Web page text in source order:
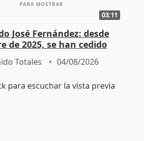
03:11
José Fernández: desde
de 2025, se han cedido
por nacimiento
Totales 04/08/2026